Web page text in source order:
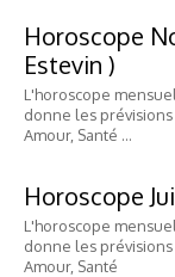
Horoscope
Estevin )
L'horoscope
donne les
Amour, Santé …
Horoscope
L'horoscope
donne les
Amour, Santé